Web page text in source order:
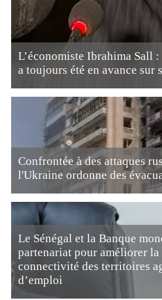
L’économiste Ibrahima Sall
a toujours été en avance sur
Confrontée à des attaques
l'Ukraine ordonne des
Le Sénégal et la Banque
partenariat pour améliorer
connectivité des territoires
d’emploi